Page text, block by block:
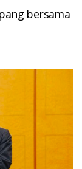
bersama